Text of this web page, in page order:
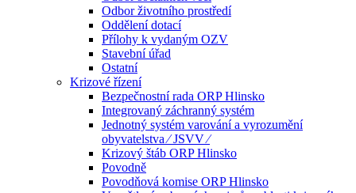
Odbor životního prostředí
Oddělení dotací
Přílohy k vydaným OZV
Stavební úřad
Ostatní
Krizové řízení
Bezpečnostní rada ORP Hlinsko
Integrovaný záchranný systém
Jednotný systém varování a vyrozumění
obyvatelstva ⁄ JSVV ⁄
Krizový štáb ORP Hlinsko
Povodně
Povodňová komise ORP Hlinsko